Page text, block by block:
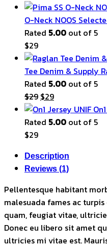
O-Neck NOOS
Rated 5.00 out of 5
$29
Tee Denim & Supply
Rated 5.00 out of 5
$29 Original
price
was:
$29Current
price
is:
Rated 5.00 out of 5
$29
Description
Reviews (1)
Pellentesque habitant
malesuada fames ac
quam, feugiat vitae,
Donec eu libero sit amet
ultricies mi vitae est.